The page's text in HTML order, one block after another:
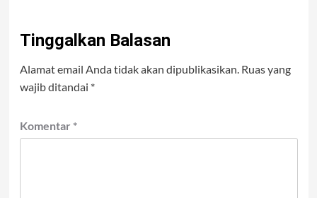
Tinggalkan Balasan
Alamat email Anda tidak akan dipublikasikan. Ruas yang
wajib ditandai *
Komentar *